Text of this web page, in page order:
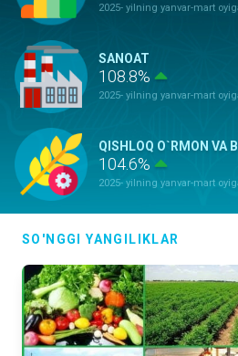
2025- yilning yanvar-mart
SANOAT
108.8%
2025- yilning yanvar-mart
QISHLOQ O`RMON VA
104.6%
2025- yilning yanvar-mart
INVESTITSIYALAR
2025- yilning yanvar-mart
QURILISH ISHLARI
116.1%
SO'NGGI YANGILIKLAR